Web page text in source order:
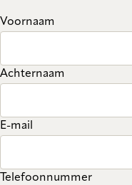
Voornaam
Achternaam
E-mail
Telefoonnummer